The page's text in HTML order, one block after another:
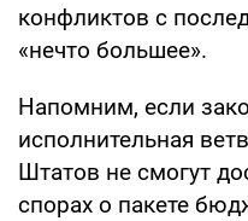
конфликтов с
«нечто большее».
Напомним, если
исполнительная
Штатов не смогут
спорах о пакете